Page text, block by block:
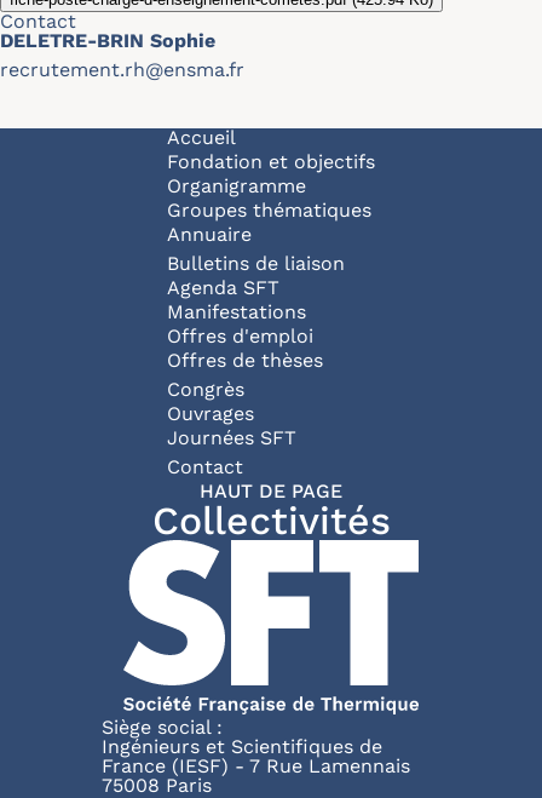
Contact
DELETRE-BRIN Sophie
recrutement.rh@ensma.fr
Navigation principale
Accueil
Fondation et objectifs
Organigramme
Groupes thématiques
Annuaire
Bulletins de liaison
Agenda SFT
Manifestations
Offres d'emploi
Offres de thèses
Congrès
Ouvrages
Journées SFT
Pied de page
Contact
HAUT DE PAGE
Collectivités
Siège social :
Ingénieurs et Scientifiques de
France (IESF) - 7 Rue Lamennais
75008 Paris